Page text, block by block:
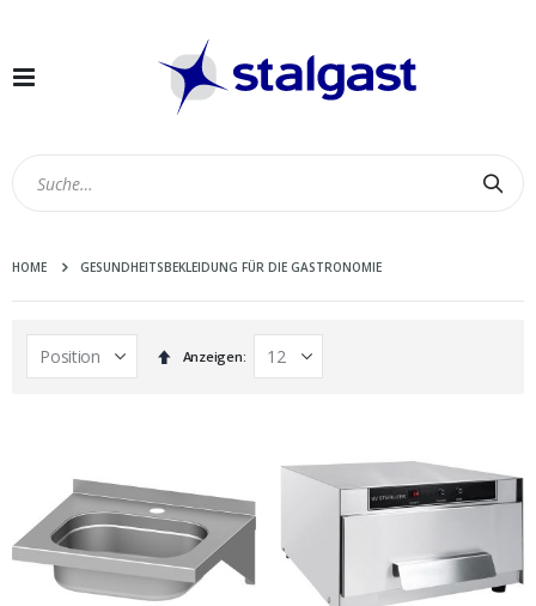
Navigation
HOME GESUNDHEITSBEKLEIDUNG FÜR DIE GASTRONOMIE
In
absteigender
Anzeigen